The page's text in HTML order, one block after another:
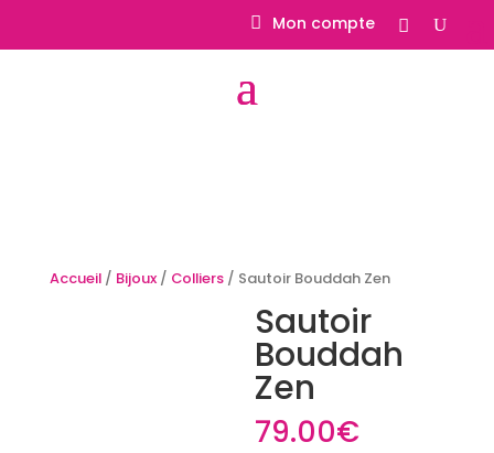
Mon compte
Accueil/ Bijoux/ Colliers/ Sautoir Bouddah Zen
Sautoir
Bouddah
Zen
79.00€